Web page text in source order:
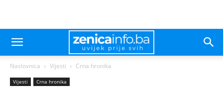
Naslovnica Vijesti Crna hronika
Vijesti Crna hronika